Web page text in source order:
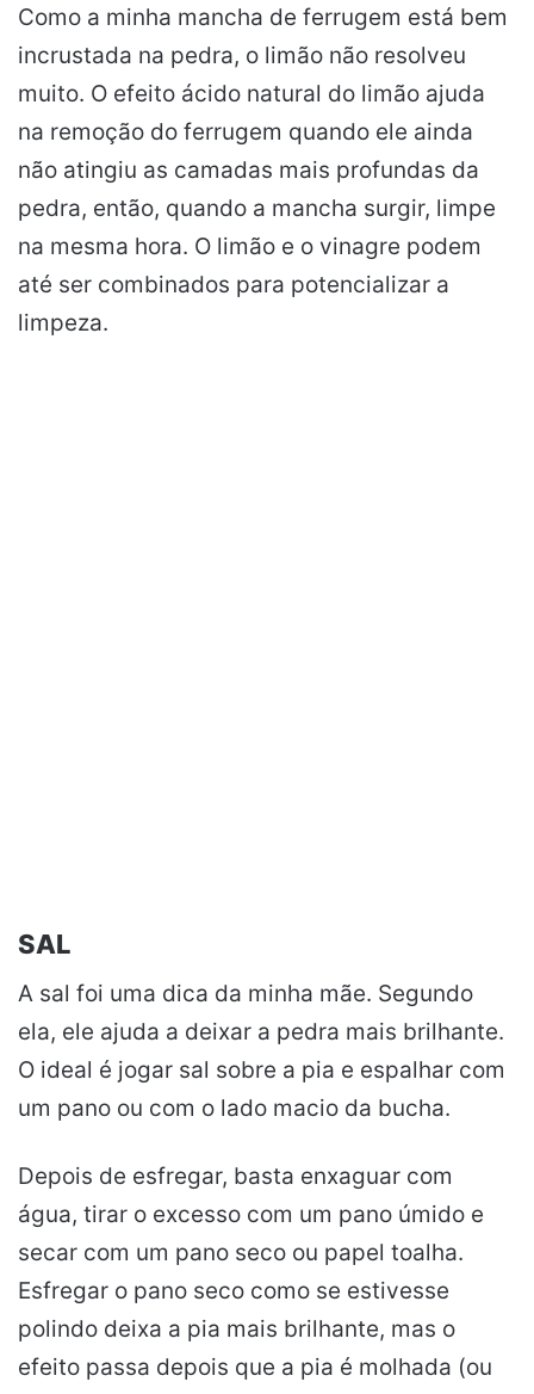
Como a minha mancha de ferrugem está bem
incrustada na pedra, o limão não resolveu
muito. O efeito ácido natural do limão ajuda
na remoção do ferrugem quando ele ainda
não atingiu as camadas mais profundas da
pedra, então, quando a mancha surgir, limpe
na mesma hora. O limão e o vinagre podem
até ser combinados para potencializar a
limpeza.
SAL
A sal foi uma dica da minha mãe. Segundo
ela, ele ajuda a deixar a pedra mais brilhante.
O ideal é jogar sal sobre a pia e espalhar com
um pano ou com o lado macio da bucha.
Depois de esfregar, basta enxaguar com
água, tirar o excesso com um pano úmido e
secar com um pano seco ou papel toalha.
Esfregar o pano seco como se estivesse
polindo deixa a pia mais brilhante, mas o
efeito passa depois que a pia é molhada (ou